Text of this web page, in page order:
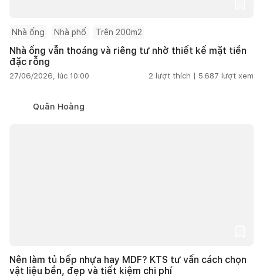
Nhà ống Nhà phố Trên 200m2
Nhà ống vẫn thoáng và riêng tư nhờ thiết kế mặt tiền
đặc rỗng
27/06/2026, lúc 10:00 2 lượt thích | 5.687 lượt xem
Quân Hoàng
Nên làm tủ bếp nhựa hay MDF? KTS tư vấn cách chọn
vật liệu bền, đẹp và tiết kiệm chi phí